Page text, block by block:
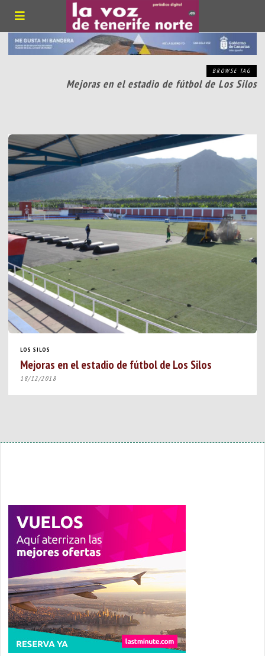
BROWSE TAG
Mejoras en el estadio de fútbol de Los Silos
LOS SILOS
Mejoras en el estadio de fútbol de Los Silos
18/12/2018